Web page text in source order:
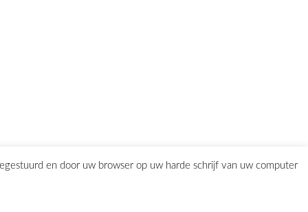
en door uw browser op uw harde schrijf van uw computer